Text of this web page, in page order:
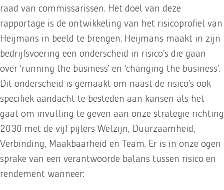
raad van commissarissen. Het doel van deze
rapportage is de ontwikkeling van het risicoprofiel van
Heijmans in beeld te brengen. Heijmans maakt in zijn
bedrijfsvoering een onderscheid in risico’s die gaan
over ‘running the business’ en ‘changing the business’.
Dit onderscheid is gemaakt om naast de risico’s ook
specifiek aandacht te besteden aan kansen als het
gaat om invulling te geven aan onze strategie richting
2030 met de vijf pijlers Welzijn, Duurzaamheid,
Verbinding, Maakbaarheid en Team. Er is in onze ogen
sprake van een verantwoorde balans tussen risico en
rendement wanneer: